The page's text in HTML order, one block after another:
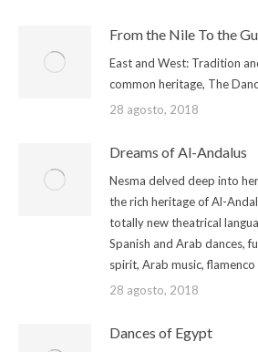
From the Nile To the
East and West: Tradition
common heritage, The
28 agosto, 2018
Dreams of Al-Andalus
Nesma delved deep into
the rich heritage of Al-
totally new theatrical
Spanish and Arab dances,
spirit, Arab music,
28 agosto, 2018
Dances of Egypt